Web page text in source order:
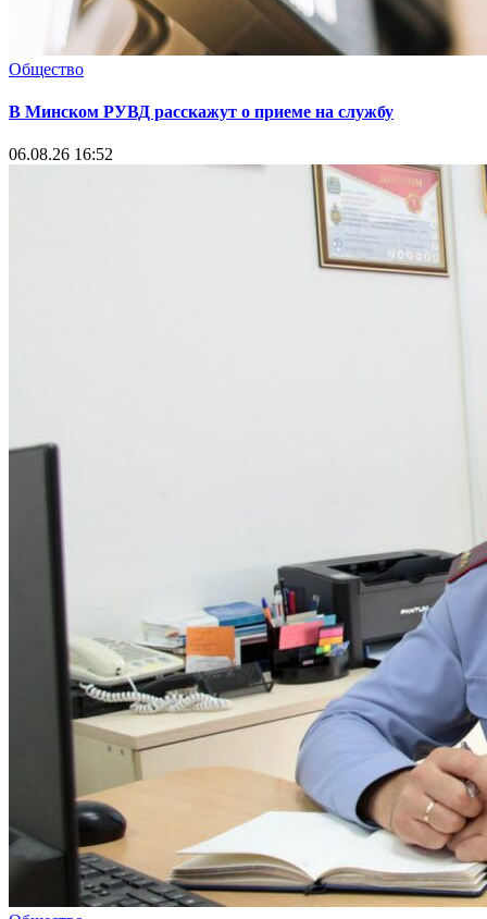
Общество
В Минском РУВД расскажут о приеме на службу
06.08.26 16:52